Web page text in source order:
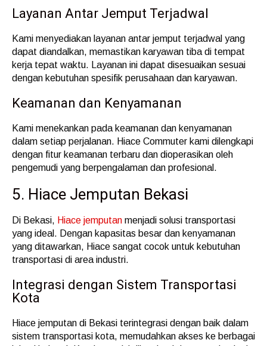
Layanan Antar Jemput Terjadwal
Kami menyediakan layanan antar jemput terjadwal yang
dapat diandalkan, memastikan karyawan tiba di tempat
kerja tepat waktu. Layanan ini dapat disesuaikan sesuai
dengan kebutuhan spesifik perusahaan dan karyawan.
Keamanan dan Kenyamanan
Kami menekankan pada keamanan dan kenyamanan
dalam setiap perjalanan. Hiace Commuter kami dilengkapi
dengan fitur keamanan terbaru dan dioperasikan oleh
pengemudi yang berpengalaman dan profesional.
5. Hiace Jemputan Bekasi
Di Bekasi, Hiace jemputan menjadi solusi transportasi
yang ideal. Dengan kapasitas besar dan kenyamanan
yang ditawarkan, Hiace sangat cocok untuk kebutuhan
transportasi di area industri.
Integrasi dengan Sistem Transportasi
Kota
Hiace jemputan di Bekasi terintegrasi dengan baik dalam
sistem transportasi kota, memudahkan akses ke berbagai